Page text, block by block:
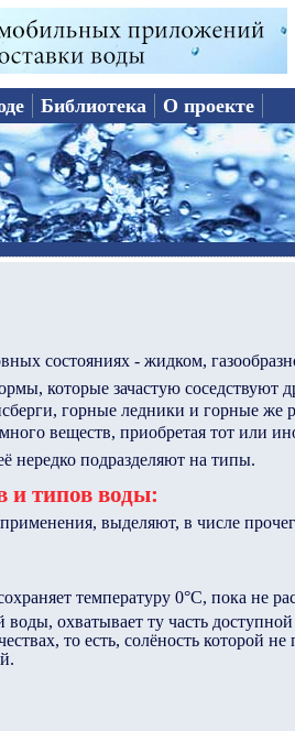
Библиотека О проекте
состояниях - жидком,
которые зачастую соседствуют
горные ледники и горные же
веществ, приобретая тот или
нередко подразделяют на типы.
и типов воды:
выделяют, в числе
температуру 0°C, пока не
охватывает ту часть
то есть, солёность которой